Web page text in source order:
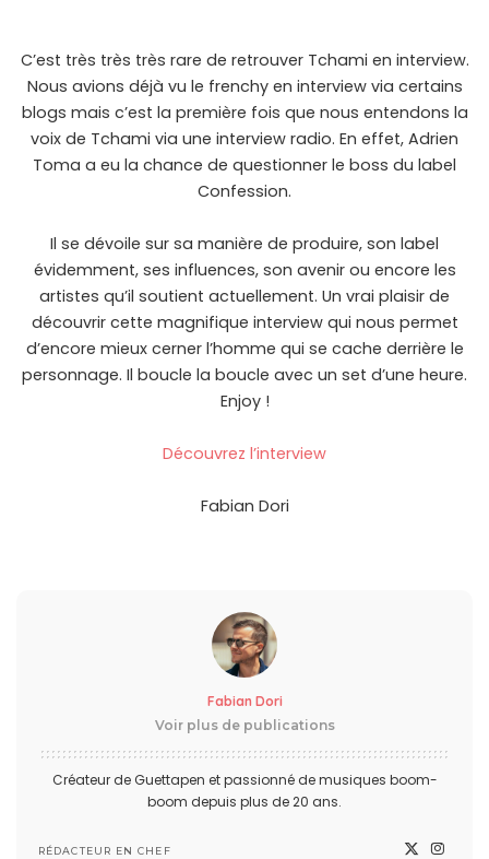
C’est très très très rare de retrouver Tchami en interview.
Nous avions déjà vu le frenchy en interview via certains
blogs mais c’est la première fois que nous entendons la
voix de Tchami via une interview radio. En effet, Adrien
Toma a eu la chance de questionner le boss du label
Confession.
Il se dévoile sur sa manière de produire, son label
évidemment, ses influences, son avenir ou encore les
artistes qu’il soutient actuellement. Un vrai plaisir de
découvrir cette magnifique interview qui nous permet
d’encore mieux cerner l’homme qui se cache derrière le
personnage. Il boucle la boucle avec un set d’une heure.
Enjoy !
Découvrez l’interview
Fabian Dori
Fabian Dori
Voir plus de publications
Créateur de Guettapen et passionné de musiques boom-
boom depuis plus de 20 ans.
RÉDACTEUR EN CHEF